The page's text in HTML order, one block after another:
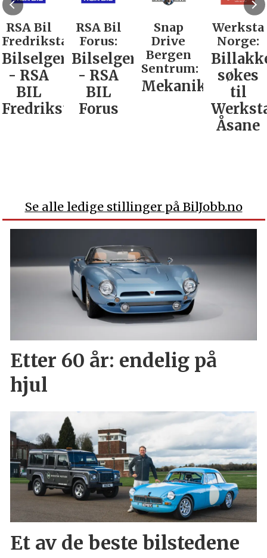
RSA Bil
Fredrikstad:
Bilselger
- RSA
BIL
Fredrikstad
RSA Bil
Forus:
Bilselger
- RSA
BIL
Forus
Snap
Drive
Bergen
Sentrum:
Mekaniker
Werksta
Norge:
søkes
til
Åsane
Se alle ledige stillinger på BilJobb.no
Etter 60 år: endelig på
hjul
Et av de beste bilstedene